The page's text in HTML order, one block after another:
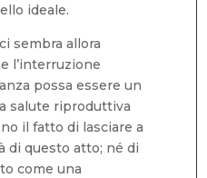
ideale.
sembra allora
l’interruzione
possa essere un
salute riproduttiva
il fatto di lasciare a
di questo atto; né di
come una